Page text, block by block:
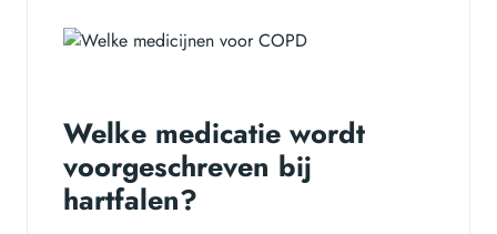
Welke medicatie wordt
voorgeschreven bij
hartfalen?